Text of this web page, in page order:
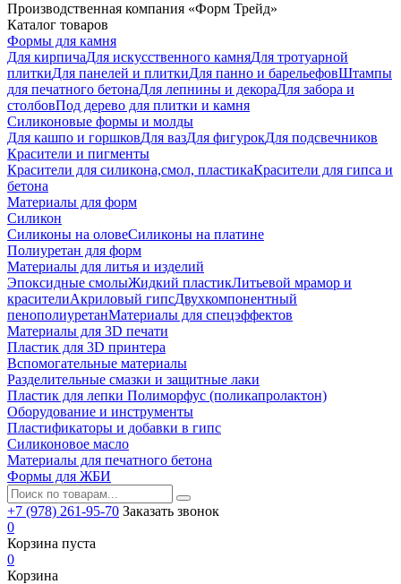
Производственная компания «Форм Трейд»
Каталог товаров
Формы для камня
Для кирпичаДля искусственного камняДля тротуарной
плиткиДля панелей и плиткиДля панно и барельефовШтампы
для печатного бетонаДля лепнины и декораДля забора и
столбовПод дерево для плитки и камня
Силиконовые формы и молды
Для кашпо и горшковДля вазДля фигурокДля подсвечников
Красители и пигменты
Красители для силикона,смол, пластикаКрасители для гипса и
бетона
Материалы для форм
Силикон
Силиконы на оловеСиликоны на платине
Полиуретан для форм
Материалы для литья и изделий
Эпоксидные смолыЖидкий пластикЛитьевой мрамор и
красителиАкриловый гипсДвухкомпонентный
пенополиуретанМатериалы для спецэффектов
Материалы для 3D печати
Пластик для 3D принтера
Вспомогательные материалы
Разделительные смазки и защитные лаки
Пластик для лепки Полиморфус (поликапролактон)
Оборудование и инструменты
Пластификаторы и добавки в гипс
Силиконовое масло
Материалы для печатного бетона
Формы для ЖБИ
+7 (978) 261-95-70 Заказать звонок
0
Корзина пуста
0
Корзина